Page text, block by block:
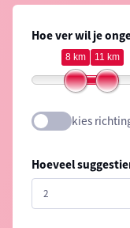
Hoe ver wil je
8 km 11 km
kies
Hoeveel